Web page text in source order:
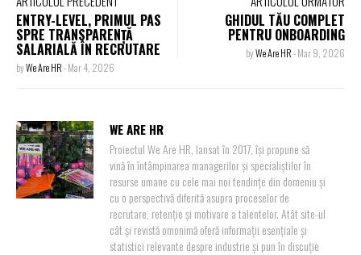
ENTRY-LEVEL, PRIMUL PAS
SPRE TRANSPARENȚĂ
SALARIALĂ ÎN RECRUTARE
byWe Are HR-Mar 4, 2026
GHIDUL TĂU COMPLET
PENTRU ONBOARDING
byWe Are HR-Mar 9, 2026
WE ARE HR
Proiectul We Are HR, lansat în 2017, își propune să
vină în întâmpinarea managerilor și specialiștilor în
resurse umane cu cele mai noi tendințe din domeniu și
cu o perspectivă diferită asupra proceselor de
recrutare, retenție și motivare a talentelor. Atât site-ul
cât și revistă omonimă oferă informații esențiale și
statistici relevante despre industrie și pun în discuție